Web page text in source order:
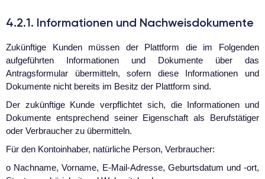
4.2.1. Informationen und Nachweisdokumente
Zukünftige Kunden müssen der Plattform die im Folgenden
aufgeführten Informationen und Dokumente über das
Antragsformular übermitteln, sofern diese Informationen und
Dokumente nicht bereits im Besitz der Plattform sind.
Der zukünftige Kunde verpflichtet sich, die Informationen und
Dokumente entsprechend seiner Eigenschaft als Berufstätiger
oder Verbraucher zu übermitteln.
Für den Kontoinhaber, natürliche Person, Verbraucher:
o Nachname, Vorname, E-Mail-Adresse, Geburtsdatum und -ort,